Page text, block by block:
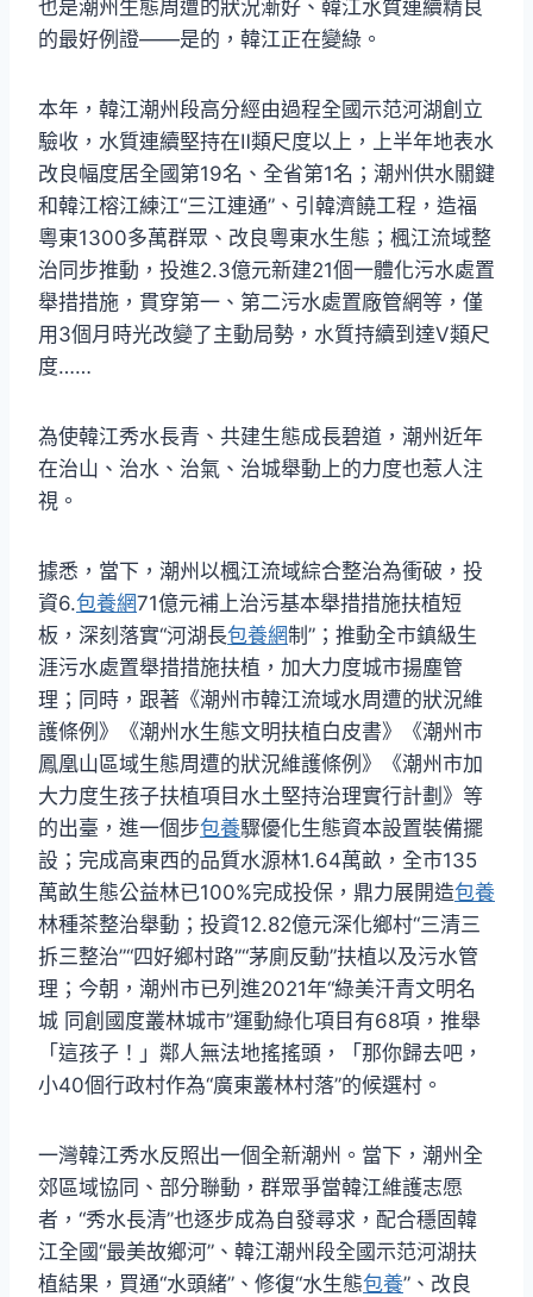
也是潮州生態周遭的狀況漸好、韓江水質連續精良
的最好例證——是的，韓江正在變綠。
本年，韓江潮州段高分經由過程全國示范河湖創立
驗收，水質連續堅持在Ⅱ類尺度以上，上半年地表水
改良幅度居全國第19名、全省第1名；潮州供水關鍵
和韓江榕江練江“三江連通”、引韓濟饒工程，造福
粵東1300多萬群眾、改良粵東水生態；楓江流域整
治同步推動，投進2.3億元新建21個一體化污水處置
舉措措施，貫穿第一、第二污水處置廠管網等，僅
用3個月時光改變了主動局勢，水質持續到達Ⅴ類尺
度……
為使韓江秀水長青、共建生態成長碧道，潮州近年
在治山、治水、治氣、治城舉動上的力度也惹人注
視。
據悉，當下，潮州以楓江流域綜合整治為衝破，投
資6.包養網71億元補上治污基本舉措措施扶植短
板，深刻落實“河湖長包養網制”；推動全市鎮級生
涯污水處置舉措措施扶植，加大力度城市揚塵管
理；同時，跟著《潮州市韓江流域水周遭的狀況維
護條例》《潮州水生態文明扶植白皮書》《潮州市
鳳凰山區域生態周遭的狀況維護條例》《潮州市加
大力度生孩子扶植項目水土堅持治理實行計劃》等
的出臺，進一個步包養驟優化生態資本設置裝備擺
設；完成高東西的品質水源林1.64萬畝，全市135
萬畝生態公益林已100%完成投保，鼎力展開造包養
林種茶整治舉動；投資12.82億元深化鄉村“三清三
拆三整治”“四好鄉村路”“茅廁反動”扶植以及污水管
理；今朝，潮州市已列進2021年“綠美汗青文明名
城 同創國度叢林城市”運動綠化項目有68項，推舉
「這孩子！」鄰人無法地搖搖頭，「那你歸去吧，
小40個行政村作為“廣東叢林村落”的候選村。
一灣韓江秀水反照出一個全新潮州。當下，潮州全
郊區域協同、部分聯動，群眾爭當韓江維護志愿
者，“秀水長清”也逐步成為自發尋求，配合穩固韓
江全國“最美故鄉河”、韓江潮州段全國示范河湖扶
植結果，買通“水頭緒”、修復“水生態包養”、改良